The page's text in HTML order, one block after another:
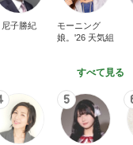
娘。'26 天気組
すべて見る
4 5